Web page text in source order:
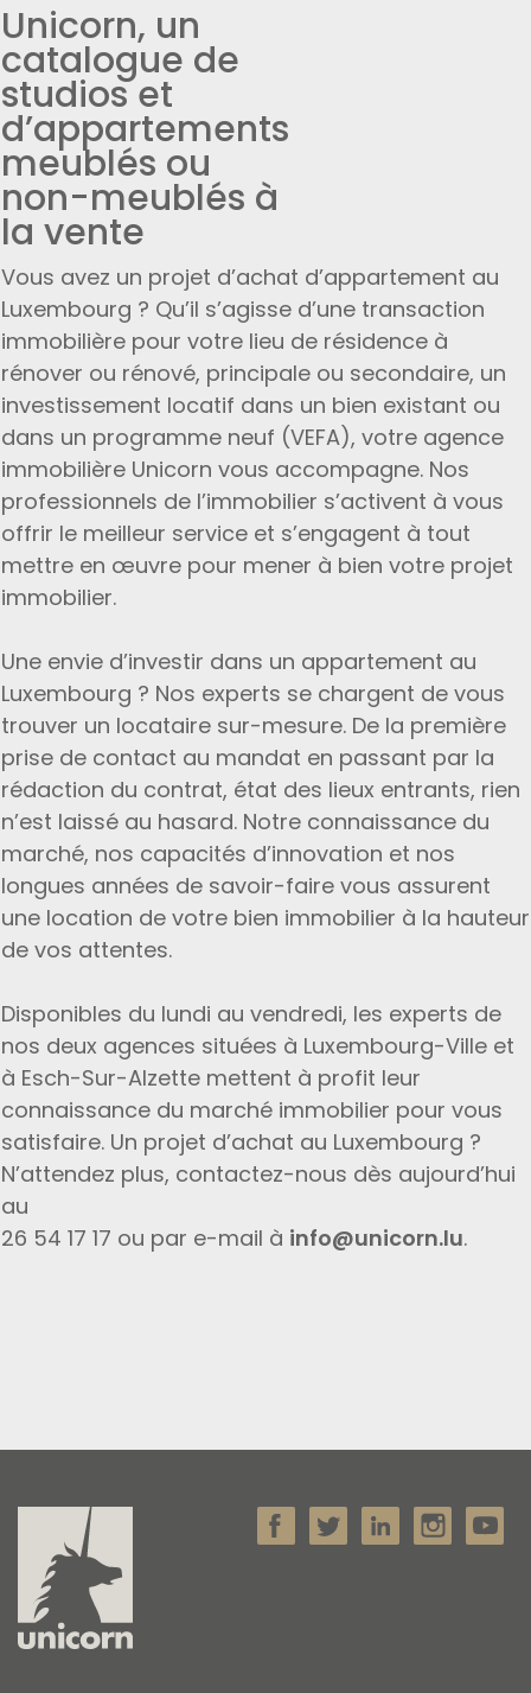
Unicorn, un
catalogue de
studios et
d’appartements
meublés ou
non-meublés à
la vente
Vous avez un projet d’achat d’appartement au
Luxembourg ? Qu’il s’agisse d’une transaction
immobilière pour votre lieu de résidence à
rénover ou rénové, principale ou secondaire, un
investissement locatif dans un bien existant ou
dans un programme neuf (VEFA), votre agence
immobilière Unicorn vous accompagne. Nos
professionnels de l’immobilier s’activent à vous
offrir le meilleur service et s’engagent à tout
mettre en œuvre pour mener à bien votre projet
immobilier.
Une envie d’investir dans un appartement au
Luxembourg ? Nos experts se chargent de vous
trouver un locataire sur-mesure. De la première
prise de contact au mandat en passant par la
rédaction du contrat, état des lieux entrants, rien
n’est laissé au hasard. Notre connaissance du
marché, nos capacités d’innovation et nos
longues années de savoir-faire vous assurent
une location de votre bien immobilier à la hauteur
de vos attentes.
Disponibles du lundi au vendredi, les experts de
nos deux agences situées à Luxembourg-Ville et
à Esch-Sur-Alzette mettent à profit leur
connaissance du marché immobilier pour vous
satisfaire. Un projet d’achat au Luxembourg ?
N’attendez plus, contactez-nous dès aujourd’hui
au
26 54 17 17 ou par e-mail à info@unicorn.lu.